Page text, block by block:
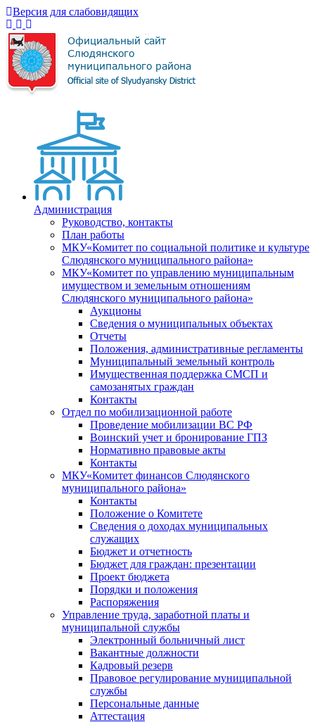
Версия для слабовидящих
Администрация
Руководство, контакты
План работы
МКУ«Комитет по социальной политике и культуре
Слюдянского муниципального района»
МКУ«Комитет по управлению муниципальным
имуществом и земельным отношениям
Слюдянского муниципального района»
Аукционы
Сведения о муниципальных объектах
Отчеты
Положения, административные регламенты
Муниципальный земельный контроль
Имущественная поддержка СМСП и
самозанятых граждан
Контакты
Отдел по мобилизационной работе
Проведение мобилизации ВС РФ
Воинский учет и бронирование ГПЗ
Нормативно правовые акты
Контакты
МКУ«Комитет финансов Слюдянского
муниципального района»
Контакты
Положение о Комитете
Сведения о доходах муниципальных
служащих
Бюджет и отчетность
Бюджет для граждан: презентации
Проект бюджета
Порядки и положения
Распоряжения
Управление труда, заработной платы и
муниципальной службы
Электронный больничный лист
Вакантные должности
Кадровый резерв
Правовое регулирование муниципальной
службы
Персональные данные
Аттестация